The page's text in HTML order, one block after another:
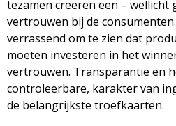
tezamen creëren een – wellicht
vertrouwen bij de
verrassend om te zien dat
moeten investeren in het
vertrouwen. Transparantie en
controleerbare, karakter van
de belangrijkste troefkaarten.